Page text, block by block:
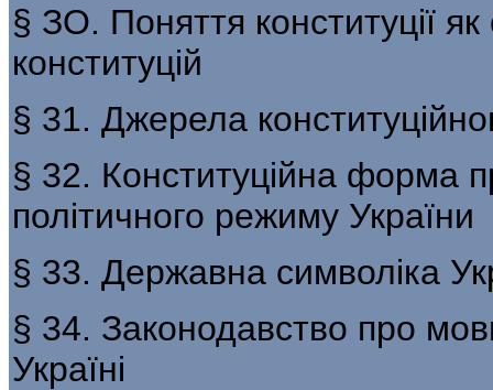
§ ЗО. Поняття конституції
конституцій
§ 31. Джерела
§ 32. Конституційна форма
політичного режиму України
§ 33. Державна символіка
§ 34. Законодавство про
Україні